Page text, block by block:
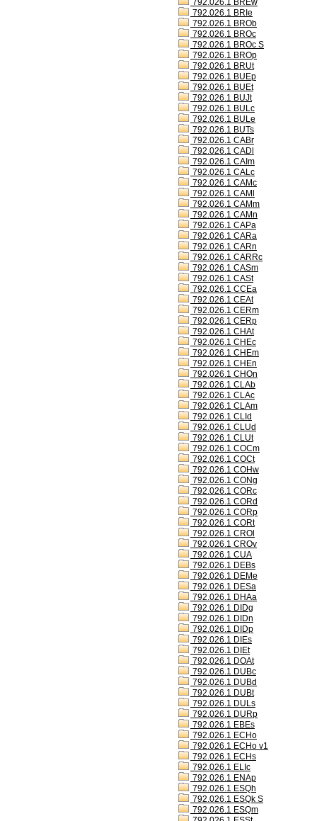
792.026.1 BREw
792.026.1 BRIe
792.026.1 BROb
792.026.1 BROc
792.026.1 BROc S
792.026.1 BROp
792.026.1 BRUt
792.026.1 BUEp
792.026.1 BUEt
792.026.1 BUJt
792.026.1 BULc
792.026.1 BULe
792.026.1 BUTs
792.026.1 CABr
792.026.1 CADl
792.026.1 CAIm
792.026.1 CALc
792.026.1 CAMc
792.026.1 CAMl
792.026.1 CAMm
792.026.1 CAMn
792.026.1 CAPa
792.026.1 CARa
792.026.1 CARn
792.026.1 CARRc
792.026.1 CASm
792.026.1 CASt
792.026.1 CCEa
792.026.1 CEAt
792.026.1 CERm
792.026.1 CERp
792.026.1 CHAt
792.026.1 CHEc
792.026.1 CHEm
792.026.1 CHEn
792.026.1 CHOn
792.026.1 CLAb
792.026.1 CLAc
792.026.1 CLAm
792.026.1 CLId
792.026.1 CLUd
792.026.1 CLUt
792.026.1 COCm
792.026.1 COCt
792.026.1 COHw
792.026.1 CONg
792.026.1 CORc
792.026.1 CORd
792.026.1 CORp
792.026.1 CORt
792.026.1 CROl
792.026.1 CROv
792.026.1 CUA
792.026.1 DEBs
792.026.1 DEMe
792.026.1 DESa
792.026.1 DHAa
792.026.1 DIDg
792.026.1 DIDn
792.026.1 DIDp
792.026.1 DIEs
792.026.1 DIEt
792.026.1 DOAt
792.026.1 DUBc
792.026.1 DUBd
792.026.1 DUBt
792.026.1 DULs
792.026.1 DURp
792.026.1 EBEs
792.026.1 ECHo
792.026.1 ECHo v1
792.026.1 ECHs
792.026.1 ELIc
792.026.1 ENAp
792.026.1 ESQh
792.026.1 ESQk S
792.026.1 ESQm